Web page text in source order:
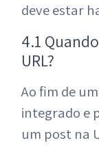
deve estar
4.1
URL?
Ao fim de
integrado e
um post na